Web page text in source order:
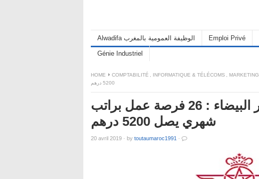
Alwadifa الوظيفة العمومية بالمغرب Emploi Privé
Génie Industriel
HOME COMPTABILITÉ INFORMATIQUE & TÉLÉCOMS MARKETING
5200 درهم
مطار محمد الخامس الدار البيضاء : 26 فرصة عمل براتب
شهري يصل 5200 درهم
20 avril 2019 · by toutaumaroc1991 ·